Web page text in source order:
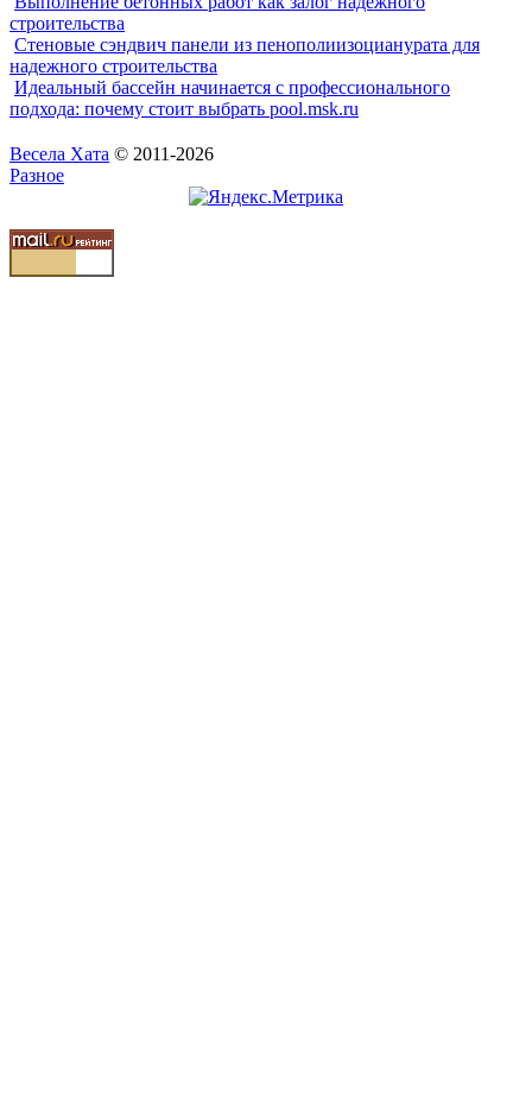
строительства
Стеновые сэндвич панели из пенополиизоцианурата для
надежного строительства
Идеальный бассейн начинается с профессионального
подхода: почему стоит выбрать pool.msk.ru
Весела Хата © 2011-2026
Разное